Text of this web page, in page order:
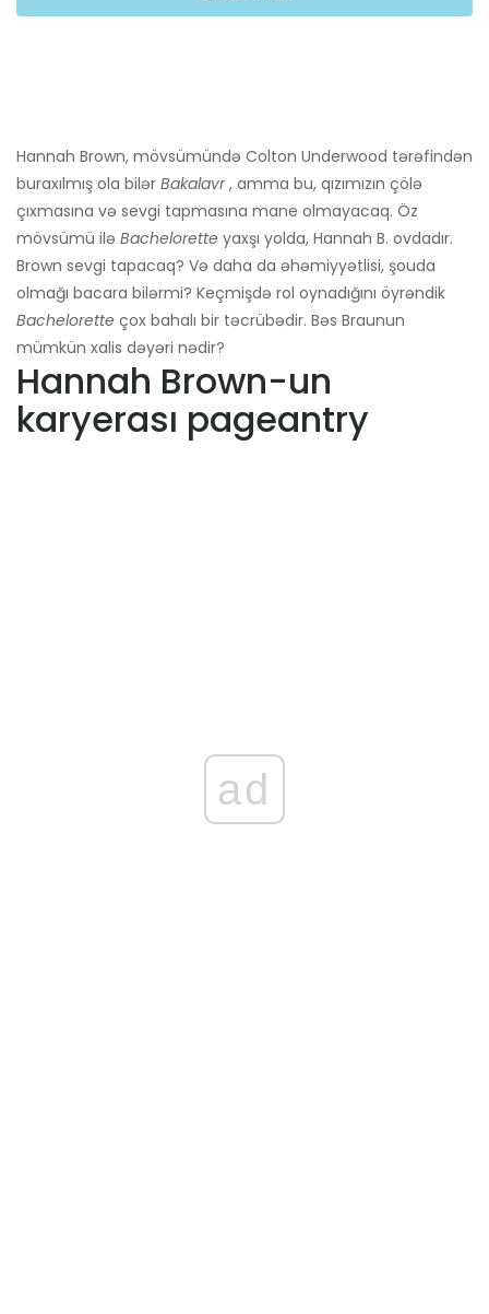
Hannah Brown, mövsümündə Colton Underwood tərəfindən
buraxılmış ola bilər Bakalavr, amma bu, qızımızın çölə
çıxmasına və sevgi tapmasına mane olmayacaq. Öz
mövsümü ilə Bachelorette yaxşı yolda, Hannah B. ovdadır.
Brown sevgi tapacaq? Və daha da əhəmiyyətlisi, şouda
olmağı bacara bilərmi? Keçmişdə rol oynadığını öyrəndik
Bachelorette çox bahalı bir təcrübədir. Bəs Braunun
mümkün xalis dəyəri nədir?
Hannah Brown-un
karyerası pageantry
ad